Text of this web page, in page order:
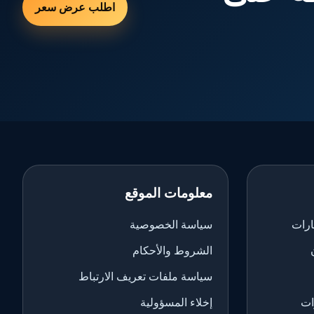
اطلب عرض سعر
معلومات الموقع
سياسة الخصوصية
الشروط والأحكام
سياسة ملفات تعريف الارتباط
إخلاء المسؤولية